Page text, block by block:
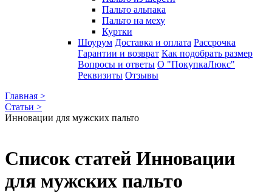
Пальто альпака
Пальто на меху
Куртки
Шоурум Доставка и оплата Рассрочка
Гарантии и возврат Как подобрать размер
Вопросы и ответы О "ПокупкаЛюкс"
Реквизиты Отзывы
Главная >
Статьи >
Инновации для мужских пальто
Список статей Инновации
для мужских пальто